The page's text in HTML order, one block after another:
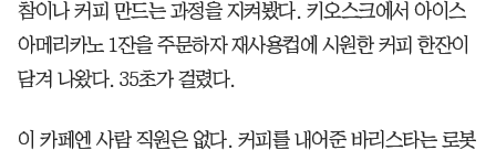
참이나 커피 만드는 과정을 지켜봤다. 키오스크에서 아이스
아메리카노 1잔을 주문하자 재사용컵에 시원한 커피 한잔이
담겨 나왔다. 35초가 걸렸다.
이 카페엔 사람 직원은 없다. 커피를 내어준 바리스타는 로봇